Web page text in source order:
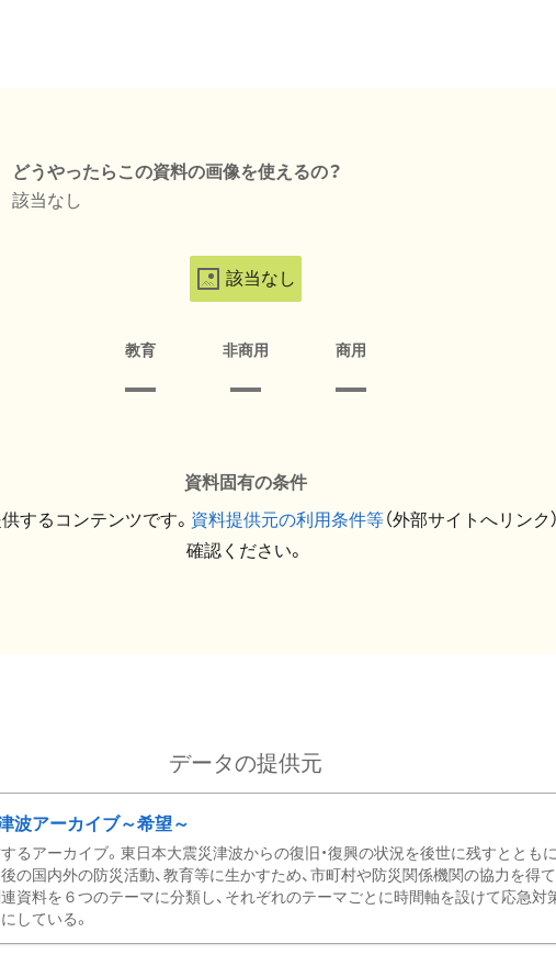
どうやったらこの資料の画像を使えるの？
該当なし
該当なし
教育 非商用 商用
資料固有の条件
するコンテンツです。 資料提供元の利用条件等（外部サイトへリンク
確認ください。
データの提供元
波アーカイブ～希望～
るアーカイブ。東日本大震災津波からの復旧・復興の状況を後世に残すととも
の国内外の防災活動、教育等に生かすため、市町村や防災関係機関の協力を得
資料を６つのテーマに分類し、それぞれのテーマごとに時間軸を設けて応急対
している。